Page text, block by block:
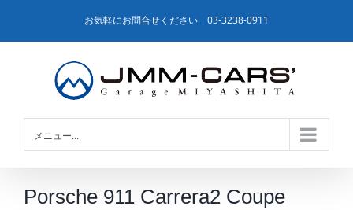
お気軽にお問合せください 03-3238-0911
メニュー...
Porsche 911 Carrera2 Coupe